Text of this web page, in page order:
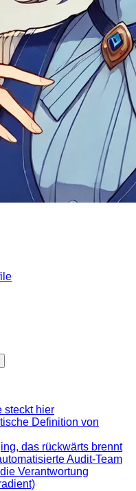
steckt hier
Definition von
das rückwärts brennt
Audit-Team
Verantwortung